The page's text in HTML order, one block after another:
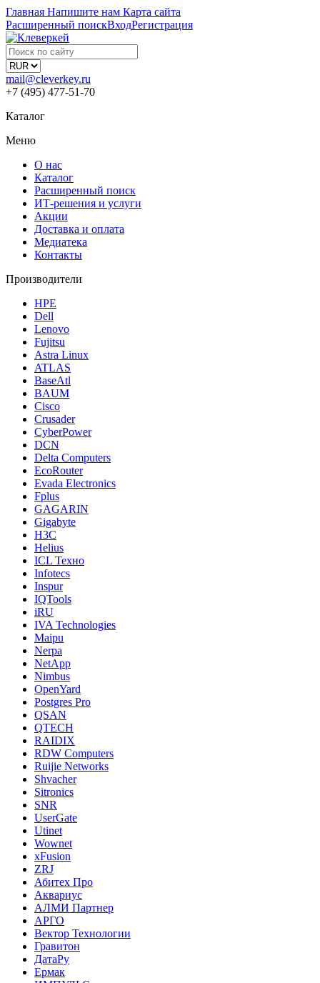
Главная Напишите нам Карта сайта
Расширенный поискВходРегистрация
mail@cleverkey.ru
+7 (495) 477-51-70
Каталог
Меню
О нас
Каталог
Расширенный поиск
ИТ-решения и услуги
Акции
Доставка и оплата
Медиатека
Контакты
Производители
HPE
Dell
Lenovo
Fujitsu
Astra Linux
ATLAS
BaseAtl
BAUM
Cisco
Crusader
CyberPower
DCN
Delta Computers
EcoRouter
Evada Electronics
Fplus
GAGARIN
Gigabyte
H3C
Helius
ICL Техно
Infotecs
Inspur
IQTools
iRU
IVA Technologies
Maipu
Nerpa
NetApp
Nimbus
OpenYard
Postgres Pro
QSAN
QTECH
RAIDIX
RDW Computers
Ruijie Networks
Shvacher
Sitronics
SNR
UserGate
Utinet
Wownet
xFusion
ZRJ
Абитех Про
Аквариус
АЛМИ Партнер
АРГО
Вектор Технологии
Гравитон
ДатаРу
Ермак